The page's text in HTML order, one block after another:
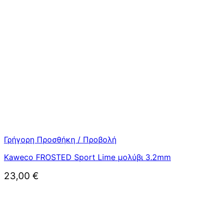
Γρήγορη Προσθήκη / Προβολή
Kaweco FROSTED Sport Lime μολύβι 3.2mm
23,00 €